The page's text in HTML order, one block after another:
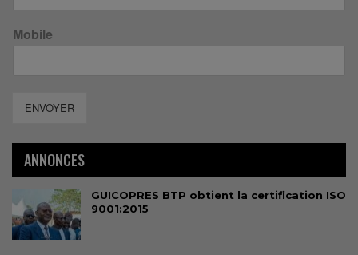
Mobile
ENVOYER
ANNONCES
GUICOPRES BTP obtient la certification ISO
9001:2015